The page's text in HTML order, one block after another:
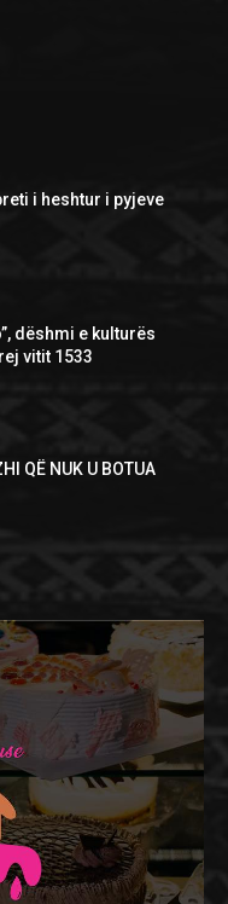
i heshtur i pyjeve
dëshmi e kulturës
vitit 1533
QË NUK U BOTUA